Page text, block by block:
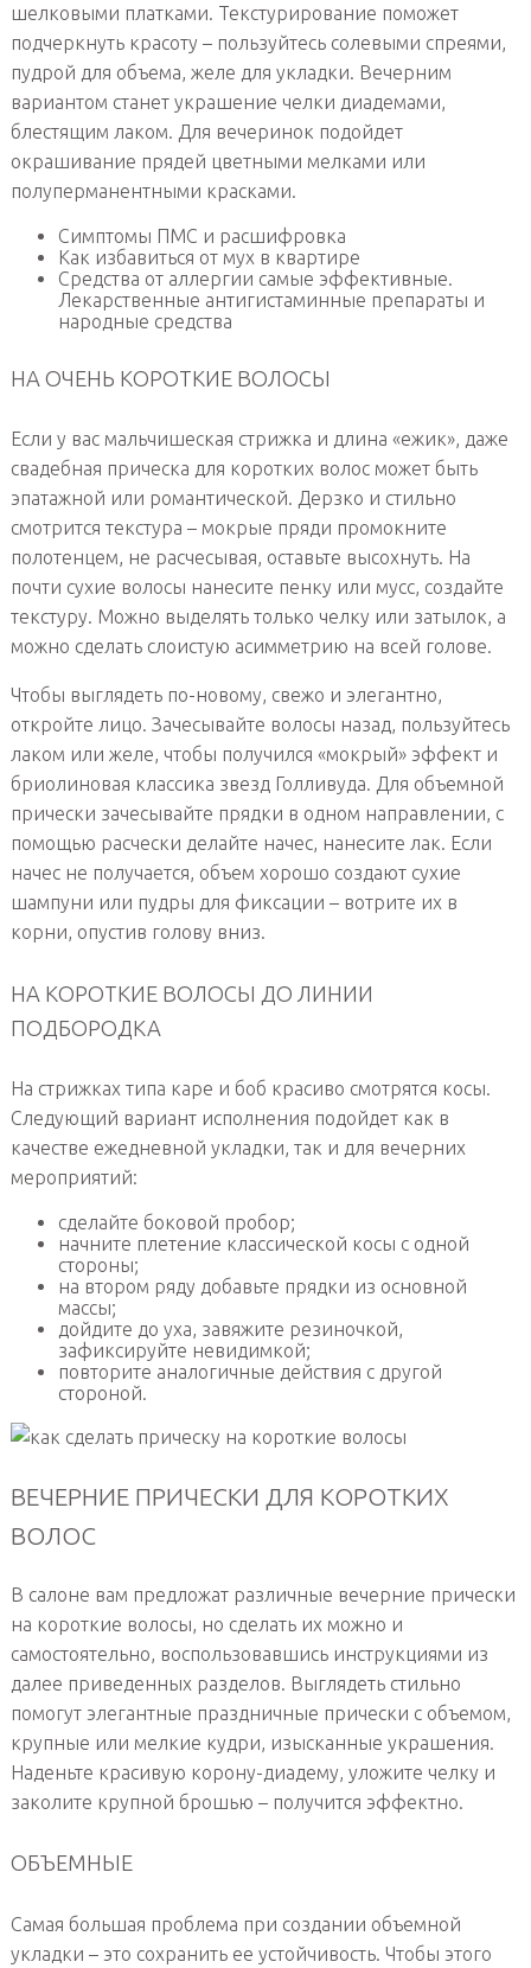
шелковыми платками. Текстурирование поможет
подчеркнуть красоту – пользуйтесь солевыми спреями,
пудрой для объема, желе для укладки. Вечерним
вариантом станет украшение челки диадемами,
блестящим лаком. Для вечеринок подойдет
окрашивание прядей цветными мелками или
полуперманентными красками.
Симптомы ПМС и расшифровка
Как избавиться от мух в квартире
Средства от аллергии самые эффективные.
Лекарственные антигистаминные препараты и
народные средства
НА ОЧЕНЬ КОРОТКИЕ ВОЛОСЫ
Если у вас мальчишеская стрижка и длина «ежик», даже
свадебная прическа для коротких волос может быть
эпатажной или романтической. Дерзко и стильно
смотрится текстура – мокрые пряди промокните
полотенцем, не расчесывая, оставьте высохнуть. На
почти сухие волосы нанесите пенку или мусс, создайте
текстуру. Можно выделять только челку или затылок, а
можно сделать слоистую асимметрию на всей голове.
Чтобы выглядеть по-новому, свежо и элегантно,
откройте лицо. Зачесывайте волосы назад, пользуйтесь
лаком или желе, чтобы получился «мокрый» эффект и
бриолиновая классика звезд Голливуда. Для объемной
прически зачесывайте прядки в одном направлении, с
помощью расчески делайте начес, нанесите лак. Если
начес не получается, объем хорошо создают сухие
шампуни или пудры для фиксации – вотрите их в
корни, опустив голову вниз.
НА КОРОТКИЕ ВОЛОСЫ ДО ЛИНИИ
ПОДБОРОДКА
На стрижках типа каре и боб красиво смотрятся косы.
Следующий вариант исполнения подойдет как в
качестве ежедневной укладки, так и для вечерних
мероприятий:
сделайте боковой пробор;
начните плетение классической косы с одной
стороны;
на втором ряду добавьте прядки из основной
массы;
дойдите до уха, завяжите резиночкой,
зафиксируйте невидимкой;
повторите аналогичные действия с другой
стороной.
ВЕЧЕРНИЕ ПРИЧЕСКИ ДЛЯ КОРОТКИХ
ВОЛОС
В салоне вам предложат различные вечерние прически
на короткие волосы, но сделать их можно и
самостоятельно, воспользовавшись инструкциями из
далее приведенных разделов. Выглядеть стильно
помогут элегантные праздничные прически с объемом,
крупные или мелкие кудри, изысканные украшения.
Наденьте красивую корону-диадему, уложите челку и
заколите крупной брошью – получится эффектно.
ОБЪЕМНЫЕ
Самая большая проблема при создании объемной
укладки – это сохранить ее устойчивость. Чтобы этого